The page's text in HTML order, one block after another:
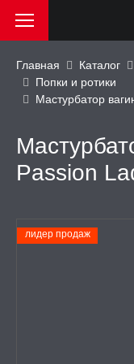
АКЦИИ и
Главная Каталог
Попки и ротики
Мастурбатор
Passion
лидер продаж